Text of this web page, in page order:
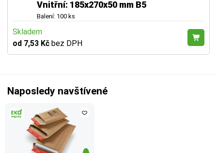
Vnitřní: 185x270x50 mm B5
Balení: 100 ks
Skladem
od 7,53 Kč bez DPH
Naposledy navštívené